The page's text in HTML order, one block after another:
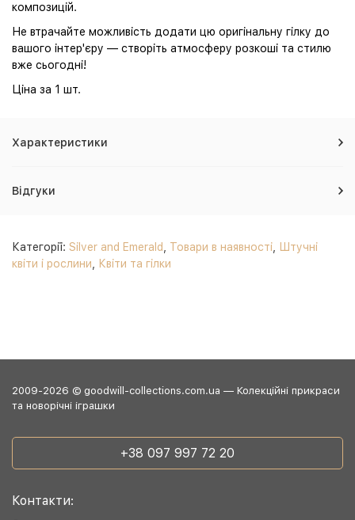
композицій.
Не втрачайте можливість додати цю оригінальну гілку до
вашого інтер'єру — створіть атмосферу розкоші та стилю
вже сьогодні!
Ціна за 1 шт.
Характеристики
Відгуки
Категорії: Silver and Emerald Товари в наявності
Штучні
квіти і рослини
Квіти та гілки
2009-2026 © goodwill-collections.com.ua — Колекційні прикраси
та новорічні іграшки
+38 097 997 72 20
Контакти: